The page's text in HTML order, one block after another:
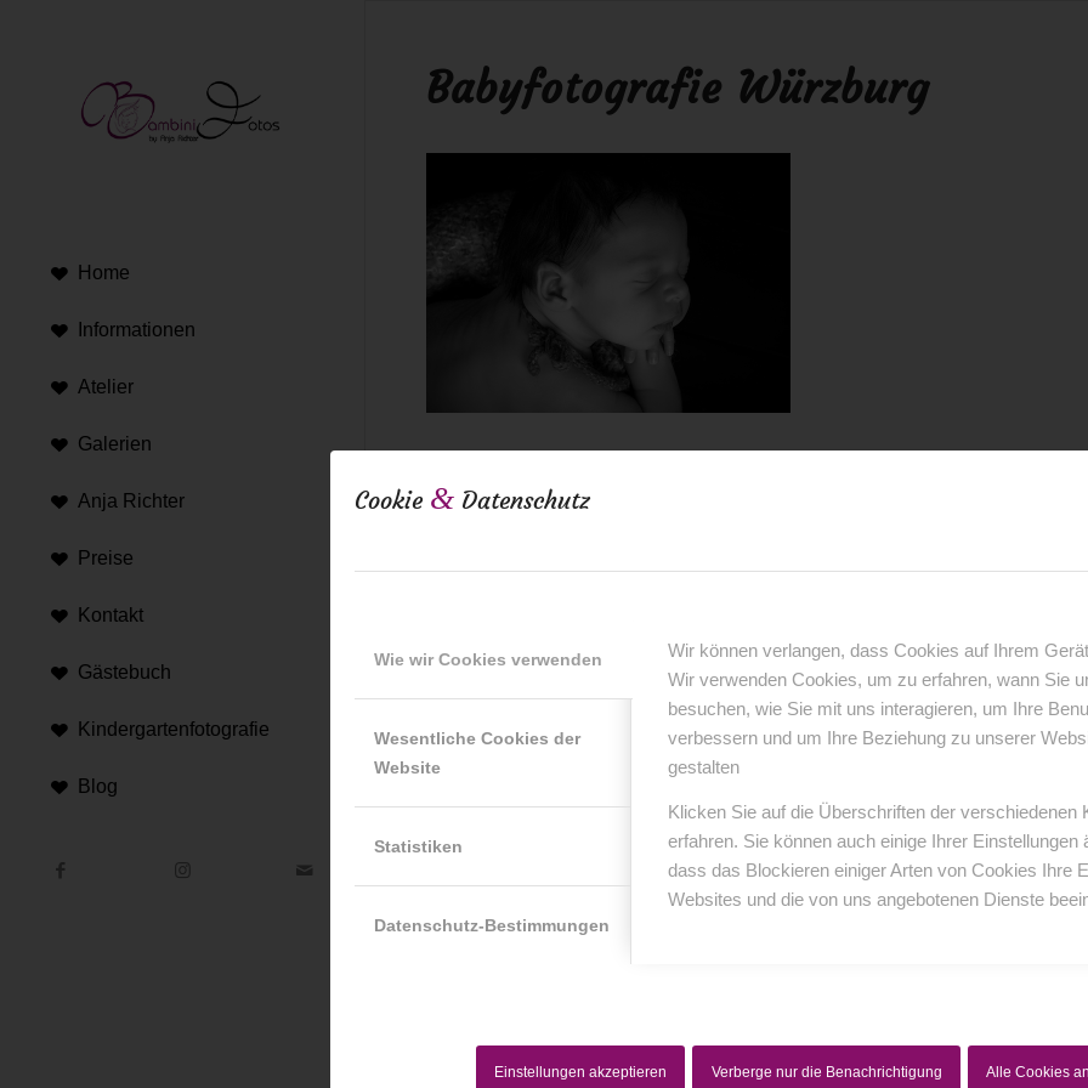
Cookie & Datenschutz
Wie wir Cookies verwenden
Wesentliche Cookies der
Website
Statistiken
Datenschutz-Bestimmungen
Wir können verlangen, dass Cookies auf Ihrem
Wir verwenden Cookies, um zu erfahren, wann Sie
besuchen, wie Sie mit uns interagieren, um Ihre
verbessern und um Ihre Beziehung zu unserer
gestalten
Klicken Sie auf die Überschriften der verschiedenen
erfahren. Sie können auch einige Ihrer Einstellungen
dass das Blockieren einiger Arten von Cookies Ihre
Websites und die von uns angebotenen Dienste
Einstellungen akzeptieren Verberge nur die Benachrichtigung Alle Cookies
Home
Informationen
Atelier
Galerien
Anja Richter
Preise
Kontakt
Gästebuch
Kindergartenfotografie
Blog
Babyfotografie Würzburg
0
Hinterlasse einen Kommentar
Hinterlasse uns deinen Kommentar!
Name *